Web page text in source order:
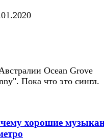
Ocean Grove
Пока что это сингл.
хорошие